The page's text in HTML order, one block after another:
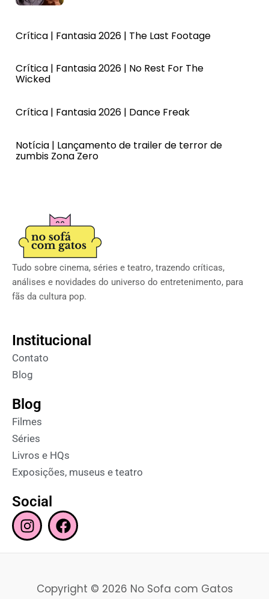
Crítica | Fantasia 2026 | The Last Footage
Crítica | Fantasia 2026 | No Rest For The
Wicked
Crítica | Fantasia 2026 | Dance Freak
Notícia | Lançamento de trailer de terror de
zumbis Zona Zero
Tudo sobre cinema, séries e teatro, trazendo críticas,
análises e novidades do universo do entretenimento, para
fãs da cultura pop.
Institucional
Contato
Blog
Blog
Filmes
Séries
Livros e HQs
Exposições, museus e teatro
Social
I
n
s
F
a
c
o
Copyright © 2026 No Sofa com Gatos